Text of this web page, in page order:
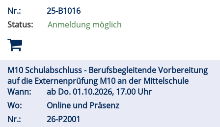
Nr.:
25-B1016
Status:
Anmeldung möglich
M10 Schulabschluss - Berufsbegleitende Vorbereitung
auf die Externenprüfung M10 an der Mittelschule
Wann:
ab Do.01.10.2026, 17.00 Uhr
Wo:
Online und Präsenz
Nr.:
26-P2001